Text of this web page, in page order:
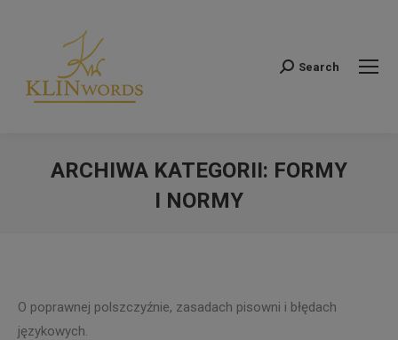
Szukaj:Search
ARCHIWA KATEGORII: FORMY
I NORMY
O poprawnej polszczyźnie, zasadach pisowni i błędach
językowych.